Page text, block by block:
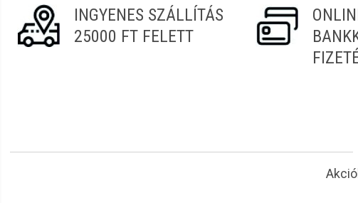
INGYENES SZÁLLÍTÁS
25000 FT FELETT